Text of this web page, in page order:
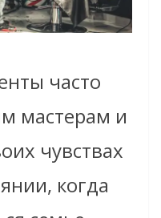
часто
мастерам и
чувствах
когда